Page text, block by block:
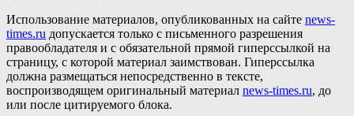
Использование материалов, опубликованных на сайте news-
times.ru допускается только с письменного разрешения
правообладателя и с обязательной прямой гиперссылкой на
страницу, с которой материал заимствован. Гиперссылка
должна размещаться непосредственно в тексте,
воспроизводящем оригинальный материал news-times.ru, до
или после цитируемого блока.